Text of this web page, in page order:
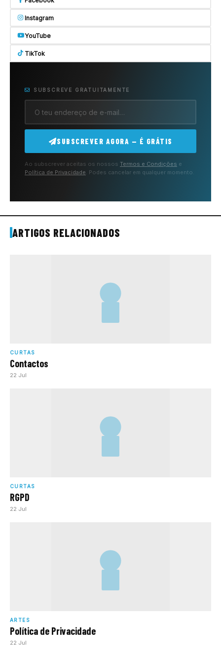
Instagram
YouTube
TikTok
SUBSCREVE GRATUITAMENTE
SUBSCREVER AGORA — É GRÁTIS
Ao subscrever aceitas os nossos Termos e Condições e
Política de Privacidade. Podes cancelar em qualquer momento.
ARTIGOS RELACIONADOS
CURTAS
Contactos
22 Jul
CURTAS
RGPD
22 Jul
ARTES
Política de Privacidade
22 Jul